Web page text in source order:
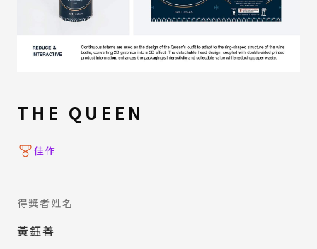
THE QUEEN
佳作
得獎者姓名
黃鈺善